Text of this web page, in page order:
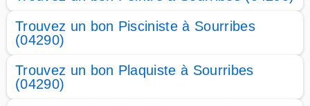
Trouvez un bon Pisciniste à Sourribes
(04290)
Trouvez un bon Plaquiste à Sourribes
(04290)